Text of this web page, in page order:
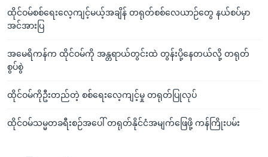
ထိုင်ဝမ်စစ်ရေးလေ့ကျင့်မယ့်အချိန် တရုတ်စစ်လေယာဉ်တွေ နယ်စပ်မှာ
အင်အားပြ
အမေရိကန်က ထိုင်ဝမ်ကို အန္တရာယ်တွင်းထဲ တွန်းပို့နေတယ်လို့ တရုတ်
စွပ်စွဲ
ထိုင်ဝမ်ကိုဦးတည်တဲ့ စစ်ရေးလေ့ကျင့်မှု တရုတ်ပြုလုပ်
ထိုင်ဝမ်သမ္မတခရီးစဉ်အပေါ် တရုတ်နိုင်ငံအမျက်ဖြေဖို့ ကန်ကြိုးပမ်း